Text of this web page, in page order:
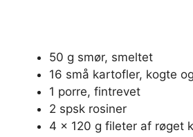
50 g smør, smeltet
16 små kartofler, kogte
1 porre, fintrevet
2 spsk rosiner
4 x 120 g fileter af røget